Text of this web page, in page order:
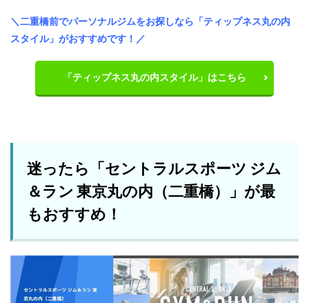
＼二重橋前でパーソナルジムをお探しなら「ティップネス丸の内
スタイル」がおすすめです！／
「ティップネス丸の内スタイル」はこちら
迷ったら「セントラルスポーツ ジム
＆ラン 東京丸の内（二重橋）」が最
もおすすめ！